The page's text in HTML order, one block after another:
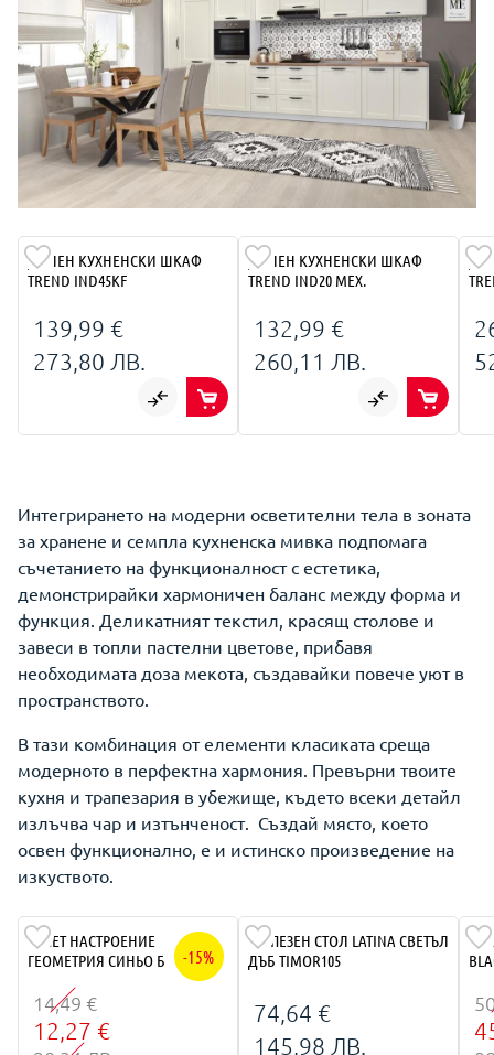
ДОЛЕН КУХНЕНСКИ ШКАФ
TREND IND45KF
139,99 €
273,80 ЛВ.
ДОЛЕН КУХНЕНСКИ ШКАФ
TREND IND20 МЕХ.
132,99 €
260,11 ЛВ.
Интегрирането на модерни осветителни тела в зоната
за хранене и семпла кухненска мивка подпомага
съчетанието на функционалност с естетика,
демонстрирайки хармоничен баланс между форма и
функция. Деликатният текстил, красящ столове и
завеси в топли пастелни цветове, прибавя
необходимата доза мекота, създавайки повече уют в
пространството.
В тази комбинация от елементи класиката среща
модерното в перфектна хармония. Превърни твоите
кухня и трапезария в убежище, където всеки детайл
излъчва чар и изтънченост. Създай място, което
освен функционално, е и истинско произведение на
изкуството.
-15%
ТАПЕТ НАСТРОЕНИЕ
ГЕОМЕТРИЯ СИНЬО БЕЖ
14,49 €
12,27 €
ТРАПЕЗЕН СТОЛ LATINA СВЕТЪЛ
ДЪБ TIMOR105
74,64 €
145,98 ЛВ.